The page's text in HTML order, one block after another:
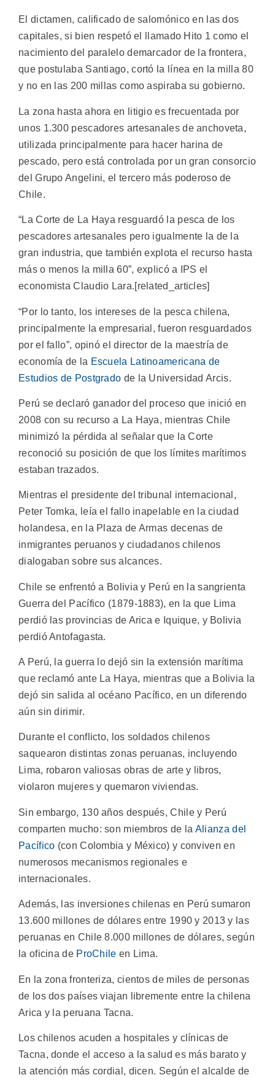
El dictamen, calificado de salomónico en las dos
capitales, si bien respetó el llamado Hito 1 como el
nacimiento del paralelo demarcador de la frontera,
que postulaba Santiago, cortó la línea en la milla 80
y no en las 200 millas como aspiraba su gobierno.
La zona hasta ahora en litigio es frecuentada por
unos 1.300 pescadores artesanales de anchoveta,
utilizada principalmente para hacer harina de
pescado, pero está controlada por un gran consorcio
del Grupo Angelini, el tercero más poderoso de
Chile.
“La Corte de La Haya resguardó la pesca de los
pescadores artesanales pero igualmente la de la
gran industria, que también explota el recurso hasta
más o menos la milla 60”, explicó a IPS el
economista Claudio Lara.[related_articles]
“Por lo tanto, los intereses de la pesca chilena,
principalmente la empresarial, fueron resguardados
por el fallo”, opinó el director de la maestría de
economía de la Escuela Latinoamericana de
Estudios de Postgrado de la Universidad Arcis.
Perú se declaró ganador del proceso que inició en
2008 con su recurso a La Haya, mientras Chile
minimizó la pérdida al señalar que la Corte
reconoció su posición de que los límites marítimos
estaban trazados.
Mientras el presidente del tribunal internacional,
Peter Tomka, leía el fallo inapelable en la ciudad
holandesa, en la Plaza de Armas decenas de
inmigrantes peruanos y ciudadanos chilenos
dialogaban sobre sus alcances.
Chile se enfrentó a Bolivia y Perú en la sangrienta
Guerra del Pacífico (1879-1883), en la que Lima
perdió las provincias de Arica e Iquique, y Bolivia
perdió Antofagasta.
A Perú, la guerra lo dejó sin la extensión marítima
que reclamó ante La Haya, mientras que a Bolivia la
dejó sin salida al océano Pacífico, en un diferendo
aún sin dirimir.
Durante el conflicto, los soldados chilenos
saquearon distintas zonas peruanas, incluyendo
Lima, robaron valiosas obras de arte y libros,
violaron mujeres y quemaron viviendas.
Sin embargo, 130 años después, Chile y Perú
comparten mucho: son miembros de la Alianza del
Pacífico (con Colombia y México) y conviven en
numerosos mecanismos regionales e
internacionales.
Además, las inversiones chilenas en Perú sumaron
13.600 millones de dólares entre 1990 y 2013 y las
peruanas en Chile 8.000 millones de dólares, según
la oficina de ProChile en Lima.
En la zona fronteriza, cientos de miles de personas
de los dos países viajan libremente entre la chilena
Arica y la peruana Tacna.
Los chilenos acuden a hospitales y clínicas de
Tacna, donde el acceso a la salud es más barato y
la atención más cordial, dicen. Según el alcalde de